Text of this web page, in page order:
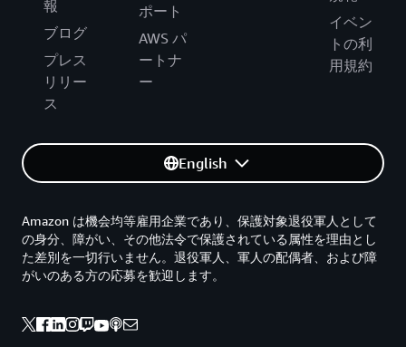
報
ブログ
プレス
リリー
ス
ポート
AWS パ
ートナ
ー
イベン
トの利
用規約
English
Amazon は機会均等雇用企業であり、保護対象退役軍人として
の身分、障がい、その他法令で保護されている属性を理由とし
た差別を一切行いません。退役軍人、軍人の配偶者、および障
がいのある方の応募を歓迎します。